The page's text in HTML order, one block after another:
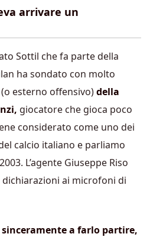
arrivare un
Sottil che fa parte della
ha sondato con molto
esterno offensivo)della
giocatore che gioca poco
considerato come uno dei
calcio italiano e parliamo
L’agente Giuseppe Riso
ai microfoni di
a farlo partire,